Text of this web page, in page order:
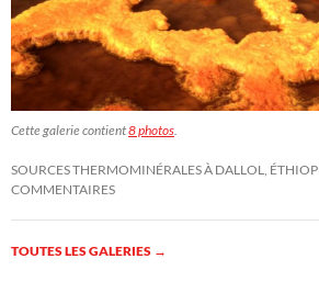
Cette galerie contient8 photos.
SOURCES THERMOMINÉRALES À DALLOL,
COMMENTAIRES
TOUTES LES GALERIES →